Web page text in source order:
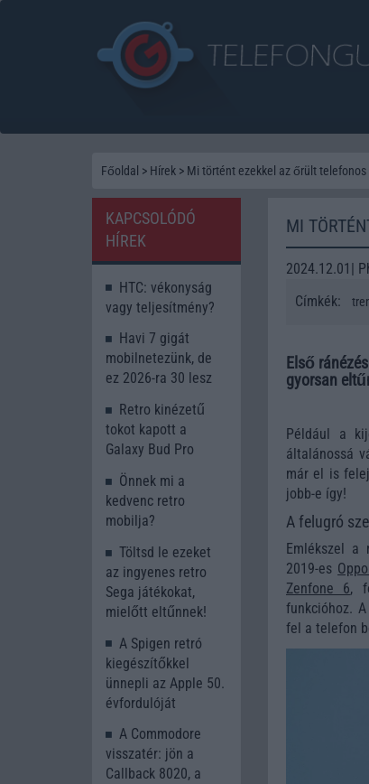
Főoldal > Hírek > Mi történt ezekkel az őrült telefonos
MI
2024.12.01|
Címkék:
Első
gyorsan
Például a
általánossá
már el is
jobb-e így!
A felugró
Emlékszel a
2019-es
Zenfone 6,
funkcióhoz. A
fel a telefon
KAPCSOLÓDÓ
HÍREK
HTC: vékonyság
vagy teljesítmény?
Havi 7 gigát
mobilnetezünk, de
ez 2026-ra 30 lesz
Retro kinézetű
tokot kapott a
Galaxy Bud Pro
Önnek mi a
kedvenc retro
mobilja?
Töltsd le ezeket
az ingyenes retro
Sega játékokat,
mielőtt eltűnnek!
A Spigen retró
kiegészítőkkel
ünnepli az Apple 50.
évfordulóját
A Commodore
visszatér: jön a
Callback 8020, a